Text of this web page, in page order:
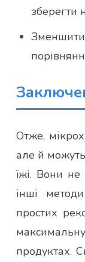
зберегти
Зменшити
Отже,
але й
їжі. Вони
інші
простих
продуктах.